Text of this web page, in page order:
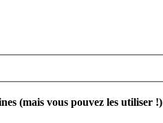
(mais vous pouvez les utiliser !)